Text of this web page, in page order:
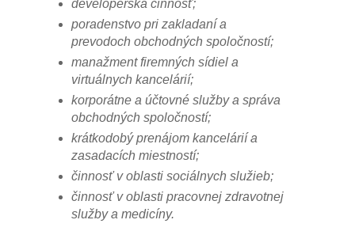
developerská činnosť;
poradenstvo pri zakladaní a
prevodoch obchodných spoločností;
manažment firemných sídiel a
virtuálnych kancelárií;
korporátne a účtovné služby a správa
obchodných spoločností;
krátkodobý prenájom kancelárií a
zasadacích miestností;
činnosť v oblasti sociálnych služieb;
činnosť v oblasti pracovnej zdravotnej
služby a medicíny.